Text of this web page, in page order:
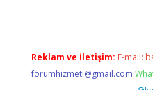
Reklam ve İletişim: E-mail:
forumhizmeti@gmail.com